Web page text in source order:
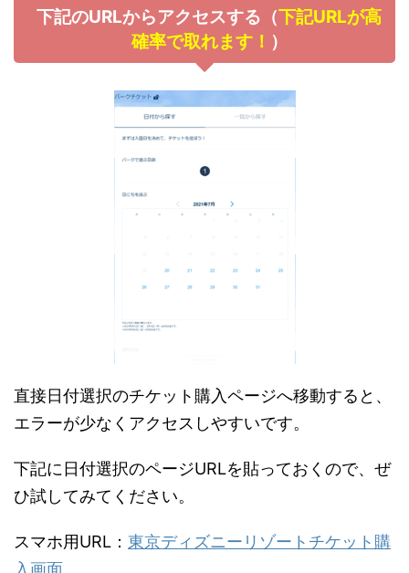
下記のURLからアクセスする（下記URLが高
確率で取れます！ ）
直接日付選択のチケット購入ページへ移動すると、
エラーが少なくアクセスしやすいです。
下記に日付選択のページURLを貼っておくので、ぜ
ひ試してみてください。
スマホ用URL： 東京ディズニーリゾートチケット購
入画面